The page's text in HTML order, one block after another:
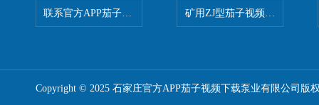
联系官方APP茄子视频下载 矿用ZJ型茄子视频更懂你APP
Copyright © 2025 石家庄官方APP茄子视频下载泵业有限公司版